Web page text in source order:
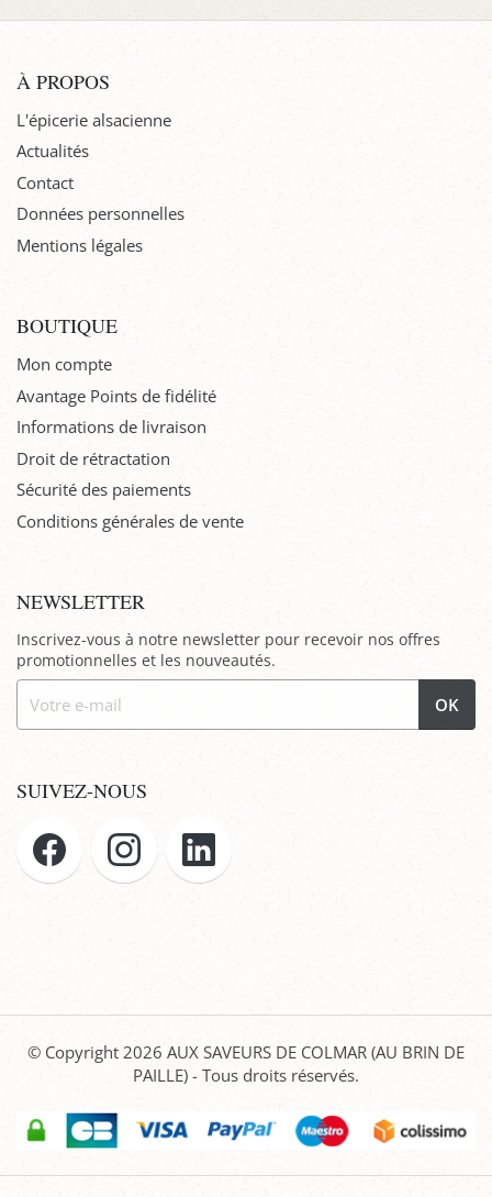
À PROPOS
L'épicerie alsacienne
Actualités
Contact
Données personnelles
Mentions légales
BOUTIQUE
Mon compte
Avantage Points de fidélité
Informations de livraison
Droit de rétractation
Sécurité des paiements
Conditions générales de vente
NEWSLETTER
Inscrivez-vous à notre newsletter pour recevoir nos offres
promotionnelles et les nouveautés.
OK
SUIVEZ-NOUS
© Copyright 2026 AUX SAVEURS DE COLMAR (AU BRIN DE
PAILLE) - Tous droits réservés.